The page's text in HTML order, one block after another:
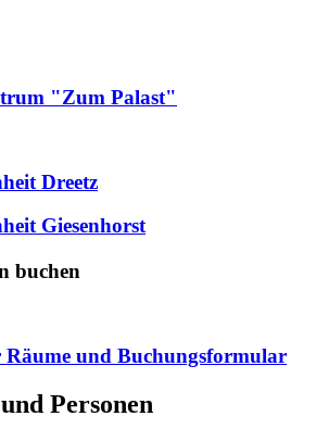
"Zum Palast"
Dreetz
Giesenhorst
buchen
Räume und Buchungsformular
Personen